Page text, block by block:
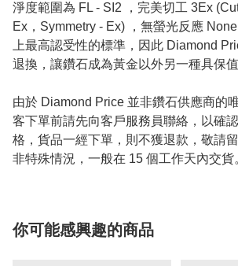
淨度範圍為 FL - SI2 ，完美切工 3Ex
Ex，Symmetry - Ex) ，無螢光反應
上最高認受性的標準，因此 Diamond
退換，讓鑽石成為黃金以外另一種具保值
由於 Diamond Price 並非鑽石供應商的
客下單前請先向客戶服務員聯絡，以確
格，貨品一經下單，則不獲退款，敬請
非特殊情況，一般在 15 個工作天內交貨
你可能感興趣的商品